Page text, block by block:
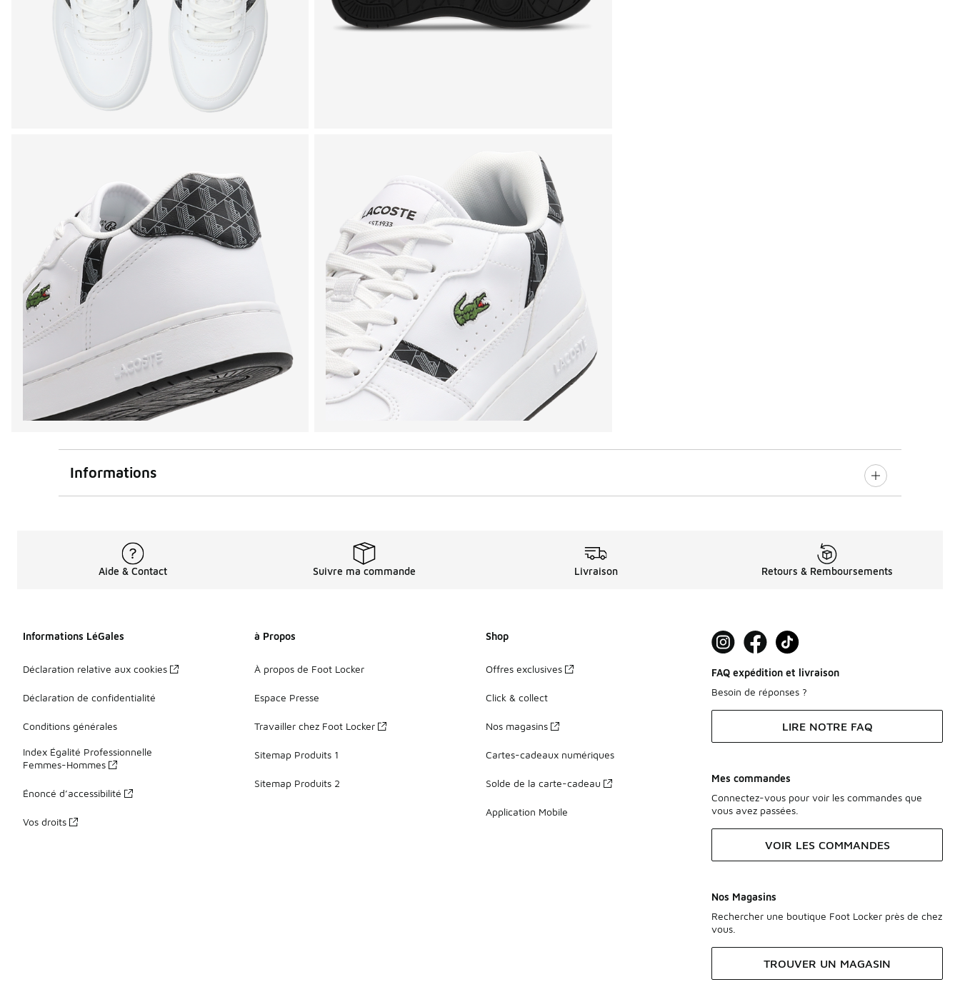
Informations
Aide & Contact Suivre ma commande Livraison Retours & Remboursements
Informations LéGales
Déclaration relative aux cookies
Déclaration de confidentialité
Conditions générales
Index Égalité Professionnelle
Femmes-Hommes
Énoncé d’accessibilité
Vos droits
à Propos
À propos de Foot Locker
Espace Presse
Travailler chez Foot Locker
Sitemap Produits 1
Sitemap Produits 2
Shop
Offres exclusives
Click & collect
Nos magasins
Cartes-cadeaux numériques
Solde de la carte-cadeau
Application Mobile
FAQ expédition et livraison
Besoin de réponses ?
LIRE NOTRE FAQ
Mes commandes
Connectez-vous pour voir les commandes que
vous avez passées.
VOIR LES COMMANDES
Nos Magasins
Rechercher une boutique Foot Locker près de chez
vous.
TROUVER UN MAGASIN